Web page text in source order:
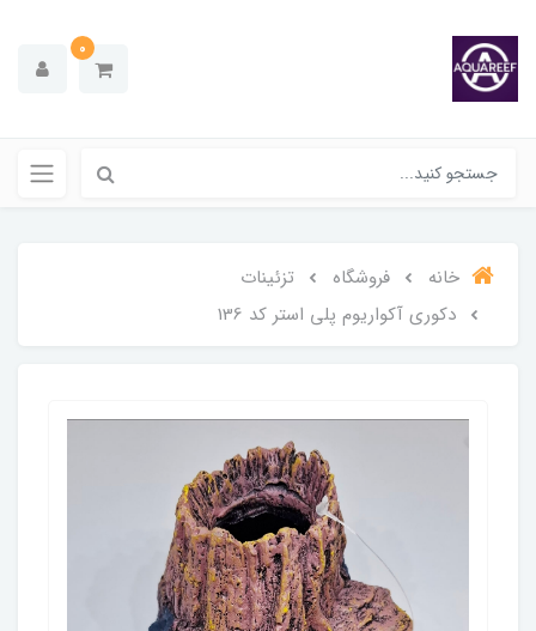
0
خانه فروشگاه
تزئینات
دکوری آکواریوم پلی استر کد 136